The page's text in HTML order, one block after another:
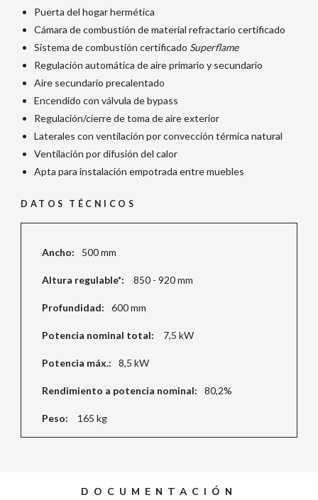
Puerta del hogar hermética
Cámara de combustión de material refractario certificado
Sistema de combustión certificado Superflame
Regulación automática de aire primario y secundario
Aire secundario precalentado
Encendido con válvula de bypass
Regulación/cierre de toma de aire exterior
Laterales con ventilación por convección térmica natural
Ventilación por difusión del calor
Apta para instalación empotrada entre muebles
DATOS TÉCNICOS
Ancho: 500 mm
Altura regulable*: 850 - 920 mm
Profundidad: 600 mm
Potencia nominal total: 7,5 kW
Potencia máx.: 8,5 kW
Rendimiento a potencia nominal: 80,2%
Peso: 165 kg
DOCUMENTACIÓN